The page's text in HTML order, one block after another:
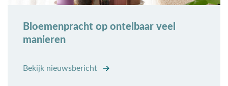
Bloemenpracht op ontelbaar veel
manieren
Bekijk nieuwsbericht